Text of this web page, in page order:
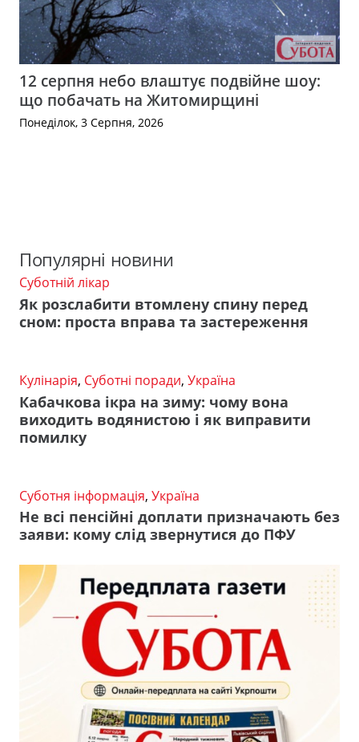
12 серпня небо влаштує подвійне шоу:
що побачать на Житомирщині
Понеділок, 3 Серпня, 2026
Популярні новини
Суботній лікар
Як розслабити втомлену спину перед
сном: проста вправа та застереження
Кулінарія, Суботні поради, Україна
Кабачкова ікра на зиму: чому вона
виходить водянистою і як виправити
помилку
Суботня інформація, Україна
Не всі пенсійні доплати призначають без
заяви: кому слід звернутися до ПФУ